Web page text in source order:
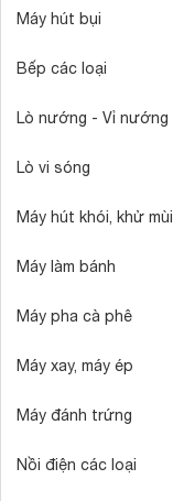
Máy hút bụi
Bếp các loại
Lò nướng - Vỉ nướng
Lò vi sóng
Máy hút khói, khử mùi
Máy làm bánh
Máy pha cà phê
Máy xay, máy ép
Máy đánh trứng
Nồi điện các loại